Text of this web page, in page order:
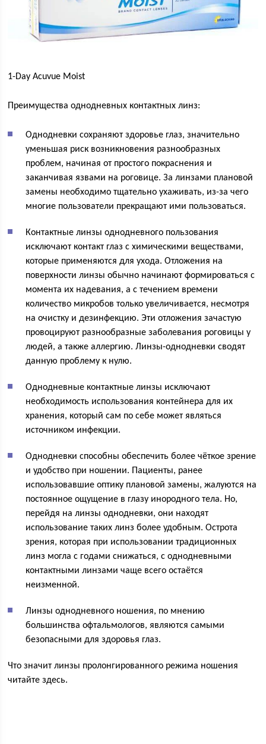
1-Day Acuvue Moist
Преимущества однодневных контактных линз:
Однодневки сохраняют здоровье глаз, значительно
уменьшая риск возникновения разнообразных
проблем, начиная от простого покраснения и
заканчивая язвами на роговице. За линзами плановой
замены необходимо тщательно ухаживать, из-за чего
многие пользователи прекращают ими пользоваться.
Контактные линзы однодневного пользования
исключают контакт глаз с химическими веществами,
которые применяются для ухода. Отложения на
поверхности линзы обычно начинают формироваться с
момента их надевания, а с течением времени
количество микробов только увеличивается, несмотря
на очистку и дезинфекцию. Эти отложения зачастую
провоцируют разнообразные заболевания роговицы у
людей, а также аллергию. Линзы-однодневки сводят
данную проблему к нулю.
Однодневные контактные линзы исключают
необходимость использования контейнера для их
хранения, который сам по себе может являться
источником инфекции.
Однодневки способны обеспечить более чёткое зрение
и удобство при ношении. Пациенты, ранее
использовавшие оптику плановой замены, жалуются на
постоянное ощущение в глазу инородного тела. Но,
перейдя на линзы однодневки, они находят
использование таких линз более удобным. Острота
зрения, которая при использовании традиционных
линз могла с годами снижаться, с однодневными
контактными линзами чаще всего остаётся
неизменной.
Линзы однодневного ношения, по мнению
большинства офтальмологов, являются самыми
безопасными для здоровья глаз.
Что значит линзы пролонгированного режима ношения
читайте здесь.